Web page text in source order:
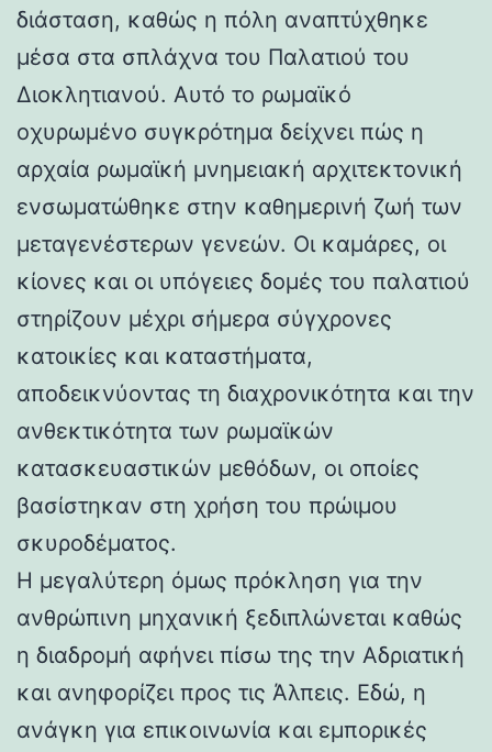
διάσταση, καθώς η πόλη αναπτύχθηκε
μέσα στα σπλάχνα του Παλατιού του
Διοκλητιανού. Αυτό το ρωμαϊκό
οχυρωμένο συγκρότημα δείχνει πώς η
αρχαία ρωμαϊκή μνημειακή αρχιτεκτονική
ενσωματώθηκε στην καθημερινή ζωή των
μεταγενέστερων γενεών. Οι καμάρες, οι
κίονες και οι υπόγειες δομές του παλατιού
στηρίζουν μέχρι σήμερα σύγχρονες
κατοικίες και καταστήματα,
αποδεικνύοντας τη διαχρονικότητα και την
ανθεκτικότητα των ρωμαϊκών
κατασκευαστικών μεθόδων, οι οποίες
βασίστηκαν στη χρήση του πρώιμου
σκυροδέματος.
Η μεγαλύτερη όμως πρόκληση για την
ανθρώπινη μηχανική ξεδιπλώνεται καθώς
η διαδρομή αφήνει πίσω της την Αδριατική
και ανηφορίζει προς τις Άλπεις. Εδώ, η
ανάγκη για επικοινωνία και εμπορικές